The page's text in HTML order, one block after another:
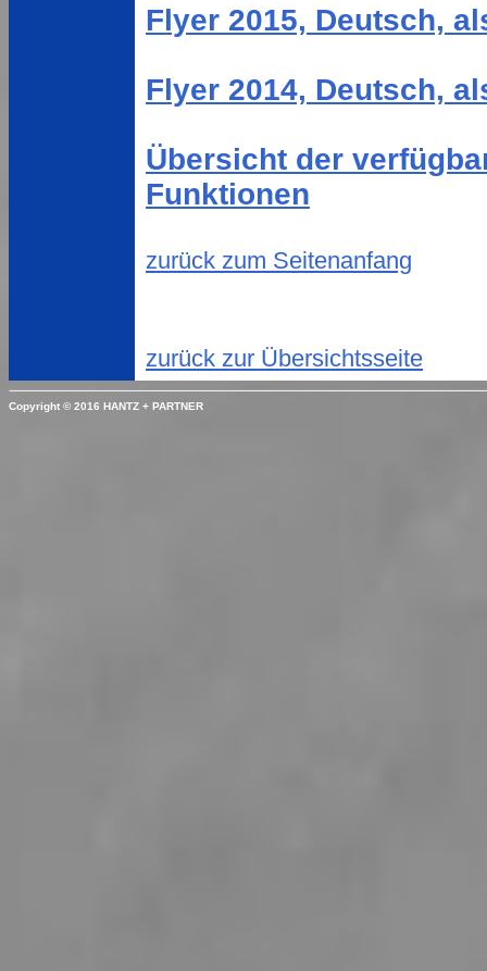
Flyer 2015, Deutsch,
Flyer 2014, Deutsch,
Übersicht der
Funktionen
zurück zum Seitenanfang
zurück zur Übersichtsseite
Copyright © 2016 HANTZ + PARTNER